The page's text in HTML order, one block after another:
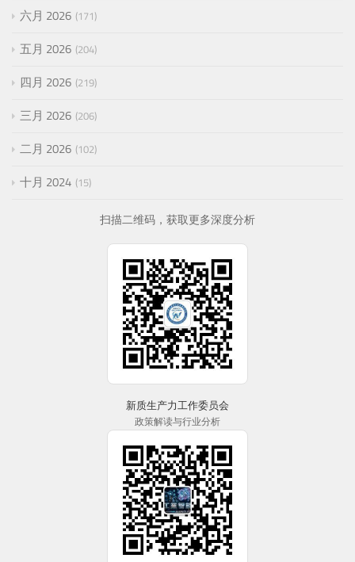
六月 2026 171
五月 2026 204
四月 2026 219
三月 2026 206
二月 2026 102
十月 2024 15
扫描二维码，获取更多深度分析
新质生产力工作委员会
政策解读与行业分析